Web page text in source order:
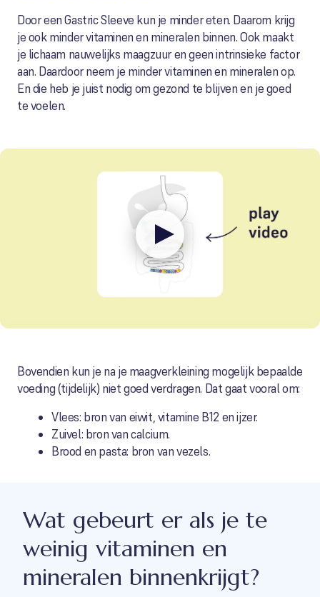
Door een Gastric Sleeve kun je minder eten. Daarom krijg
je ook minder vitaminen en mineralen binnen. Ook maakt
je lichaam nauwelijks maagzuur en geen intrinsieke factor
aan. Daardoor neem je minder vitaminen en mineralen op.
En die heb je juist nodig om gezond te blijven en je goed
te voelen.
Bovendien kun je na je maagverkleining mogelijk bepaalde
voeding (tijdelijk) niet goed verdragen. Dat gaat vooral om:
Vlees: bron van eiwit, vitamine B12 en ijzer.
Zuivel: bron van calcium.
Brood en pasta: bron van vezels.
Wat gebeurt er als je te
weinig vitaminen en
mineralen binnenkrijgt?